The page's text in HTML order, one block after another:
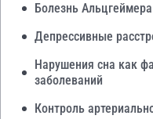
Болезнь Альцгеймера
Депрессивные
Нарушения сна как
заболеваний
Контроль